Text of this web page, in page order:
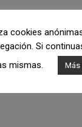
cookies
Si
mismas.
Más